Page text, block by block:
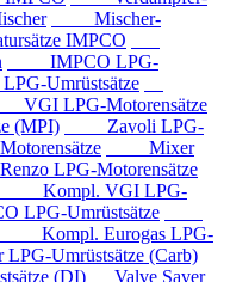
Mischer-
IMPCO
IMPCO LPG-
Umrüstsätze
LPG-Motorensätze
(MPI)
Zavoli LPG-
Mixer
LPG-Motorensätze
Kompl. VGI LPG-
Umrüstsätze
Kompl. Eurogas LPG-
Umrüstsätze (Carb)
(DI)
Valve Saver